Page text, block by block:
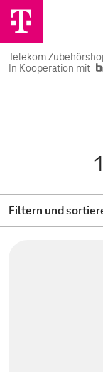
Telekom
In Kooperation mit
Filtern und